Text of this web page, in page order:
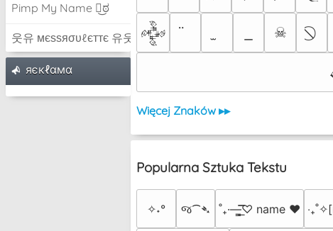
Pimp My Name ಠ͜ಠ
웃유 мєѕѕяσυℓєттє 유웃
яєкℓαмα
𒅒 ☠
Więcej Znaków ▸▸
Popularna Sztuka Tekstu
✧˖° જ⁀➴ ˚₊·—̳͟͞͞♡ name ♥️